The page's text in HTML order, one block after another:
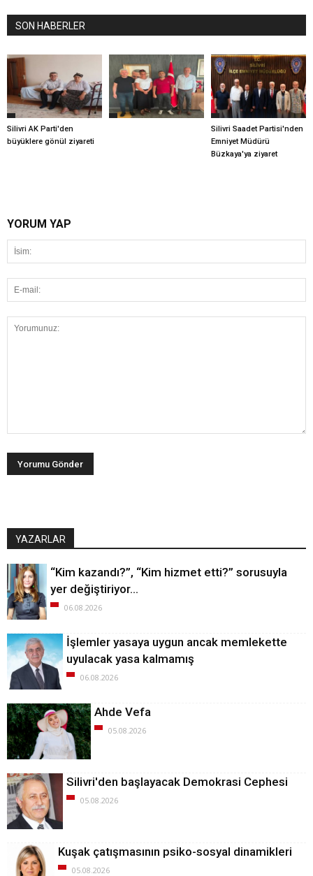
SON HABERLER
Silivri AK Parti'den
büyüklere gönül ziyareti
Silivri Saadet Partisi'nden
Emniyet Müdürü
Büzkaya'ya ziyaret
YORUM YAP
YAZARLAR
“Kim kazandı?”, “Kim hizmet etti?” sorusuyla
yer değiştiriyor…
06.08.2026
İşlemler yasaya uygun ancak memlekette
uyulacak yasa kalmamış
06.08.2026
Ahde Vefa
05.08.2026
Silivri'den başlayacak Demokrasi Cephesi
05.08.2026
Kuşak çatışmasının psiko-sosyal dinamikleri
05.08.2026